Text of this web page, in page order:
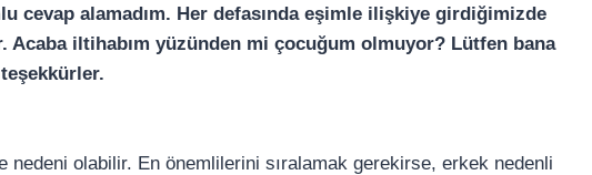
cevap alamadım. Her defasında eşimle ilişkiye girdiğimizde
Acaba iltihabım yüzünden mi çocuğum olmuyor? Lütfen bana
nedeni olabilir. En önemlilerini sıralamak gerekirse, erkek nedenli